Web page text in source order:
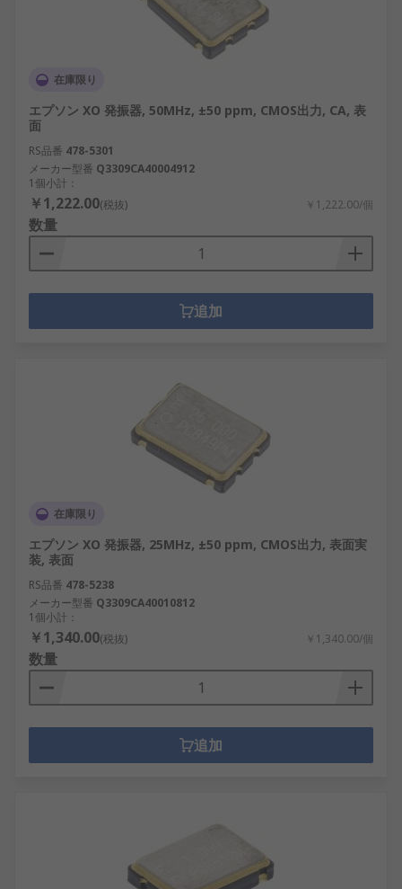
在庫限り
エプソン XO 発振器, 50MHz, ±50 ppm, CMOS出力, CA, 表
面
RS品番 478-5301
メーカー型番 Q3309CA40004912
1個小計：
￥1,222.00(税抜) ￥1,222.00/個
数量
追加
在庫限り
エプソン XO 発振器, 25MHz, ±50 ppm, CMOS出力, 表面実
装, 表面
RS品番 478-5238
メーカー型番 Q3309CA40010812
1個小計：
￥1,340.00(税抜) ￥1,340.00/個
数量
追加